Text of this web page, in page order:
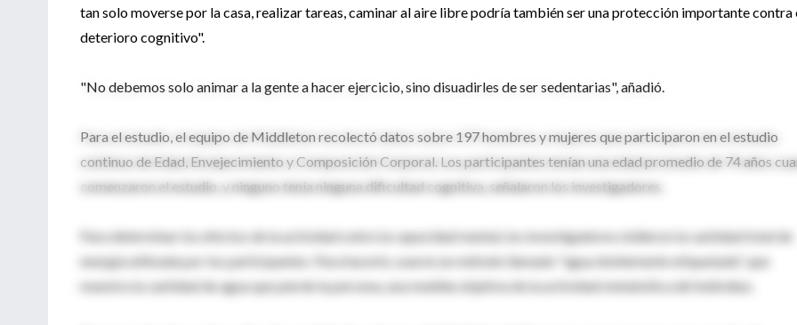
tan solo moverse por la casa, realizar tareas, caminar al aire libre podría también ser una protección importante contra
deterioro cognitivo".
"No debemos solo animar a la gente a hacer ejercicio, sino disuadirles de ser sedentarias", añadió.
Para el estudio, el equipo de Middleton recolectó datos sobre 197 hombres y mujeres que participaron en el estudio
continuo de Edad, Envejecimiento y Composición Corporal. Los participantes tenían una edad promedio de 74 años
comenzaron el estudio, y ninguno tenía ninguna dificultad cognitiva, señalaron los investigadores.
Para determinar los efectos de la actividad sobre la capacidad mental, los investigadores midieron la cantidad total de
energía utilizada por los participantes. Para hacerlo, usaron un método llamado "agua doblemente etiquetada", que
muestra la cantidad de agua que pierde la persona, una medida objetiva de la actividad metabólica del individuo.